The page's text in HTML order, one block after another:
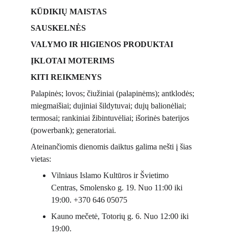
KŪDIKIŲ MAISTAS
SAUSKELNĖS
VALYMO IR HIGIENOS PRODUKTAI
ĮKLOTAI MOTERIMS
KITI REIKMENYS
Palapinės; lovos; čiužiniai (palapinėms); antklodės;
miegmaišiai; dujiniai šildytuvai; dujų balionėliai;
termosai; rankiniai žibintuvėliai; išorinės baterijos
(powerbank); generatoriai.
Ateinančiomis dienomis daiktus galima nešti į šias
vietas:
Vilniaus Islamo Kultūros ir Švietimo
Centras, Smolensko g. 19. Nuo 11:00 iki
19:00. +370 646 05075
Kauno mečetė, Totorių g. 6. Nuo 12:00 iki
19:00.